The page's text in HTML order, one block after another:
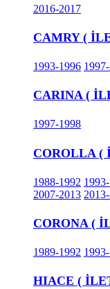
2016-2017
CAMRY (
1993-1996
CARINA (
1997-1998
COROLLA (
1988-1992
2007-2013
CORONA (
1989-1992
HIACE (